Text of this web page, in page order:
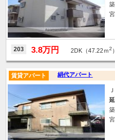
203 3.8万円 2DK（47.22ｍ2 ）
絹代アパート
賃貸アパート